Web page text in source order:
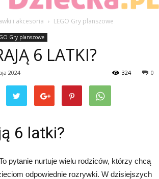
DlaMojegoDziecka.pl
i akcesoria LEGO Gry planszowe
Gry planszowe
6 LATKI?
2024 0
324
6 latki?
pytanie nurtuje wielu rodziców, którzy chcą
odpowiednie rozrywki. W dzisiejszych